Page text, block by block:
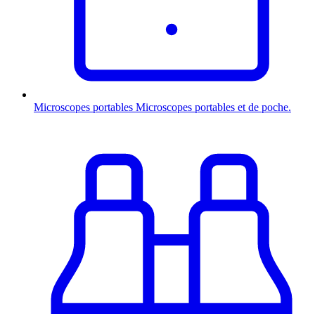
Microscopes portables Microscopes portables et de poche.